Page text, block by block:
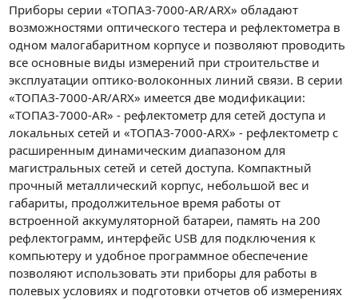
Приборы серии «ТОПАЗ-7000-AR/ARX» обладают
возможностями оптического тестера и рефлектометра в
одном малогабаритном корпусе и позволяют проводить
все основные виды измерений при строительстве и
эксплуатации оптико-волоконных линий связи. В серии
«ТОПАЗ-7000-AR/ARX» имеется две модификации:
«ТОПАЗ-7000-AR» - рефлектометр для сетей доступа и
локальных сетей и «ТОПАЗ-7000-ARX» - рефлектометр с
расширенным динамическим диапазоном для
магистральных сетей и сетей доступа. Компактный
прочный металлический корпус, небольшой вес и
габариты, продолжительное время работы от
встроенной аккумуляторной батареи, память на 200
рефлектограмм, интерфейс USB для подключения к
компьютеру и удобное программное обеспечение
позволяют использовать эти приборы для работы в
полевых условиях и подготовки отчетов об измерениях